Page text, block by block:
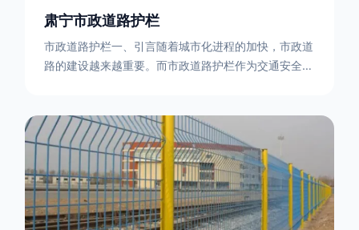
肃宁市政道路护栏
市政道路护栏一、引言随着城市化进程的加快，市政道
路的建设越来越重要。而市政道路护栏作为交通安全的
的功能防护功能：市政道路护栏的主要功能是防止车辆
失控，保护行人安全。它可以有效地阻止因驾驶员疏忽
或车辆故障而导致的事故发生，减少交通事故的发生
率。隔离功能：市政道路护栏可以将道路与人行道、绿
化带等隔离开来，避